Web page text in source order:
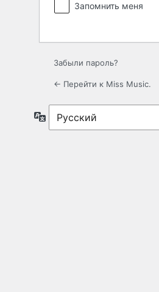
Запомнить меня
Забыли пароль?
← Перейти к Miss Music.
Язык